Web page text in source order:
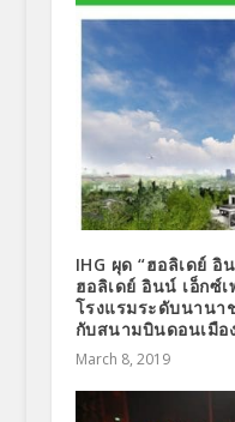
IHG ผุด “ฮอลิเดย์ อิ
ฮอลิเดย์ อินน์ เอ็กซ์
โรงแรมระดับนานา
กับสนามบินดอนเมือ
March 8, 2019